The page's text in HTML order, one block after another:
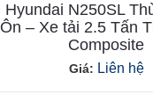
Hyundai N250SL
Ôn – Xe tải 2.5 Tấn
Composite
Giá: Liên hệ